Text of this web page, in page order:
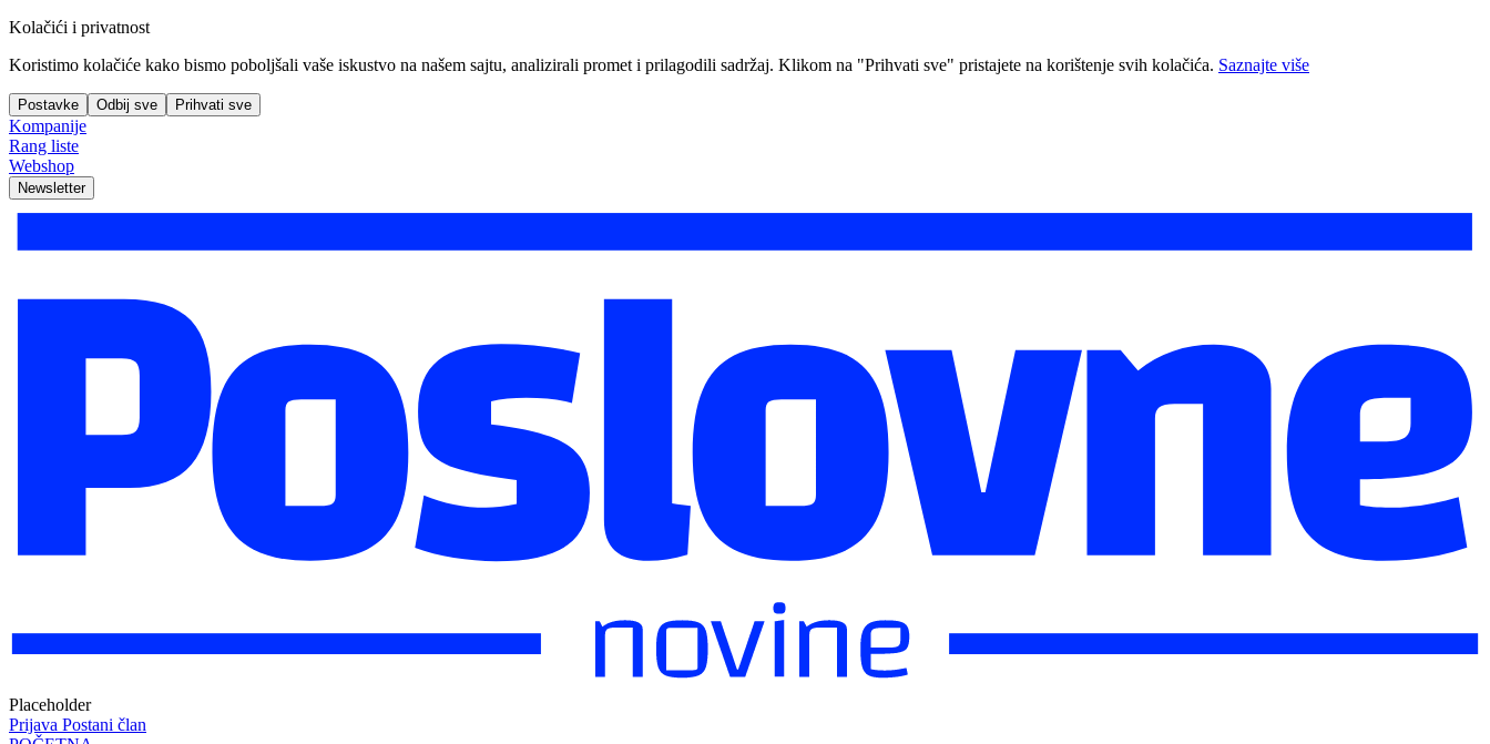
Kolačići i privatnost
Koristimo kolačiće kako bismo poboljšali vaše iskustvo na našem sajtu, analizirali promet i prilagodili sadržaj. Klikom na "Prihvati sve" pristajete na korištenje svih kolačića. Saznajte više
Postavke Odbij sve Prihvati sve
Kompanije
Rang liste
Webshop
Newsletter
Placeholder
Prijava Postani član